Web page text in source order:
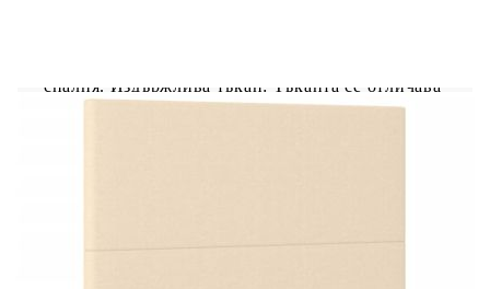
спалня. Издържлива тъкан: Тъканта се отличава
със семпъл и изчистен вид и е дишаща и